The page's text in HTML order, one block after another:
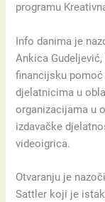
programu
Info danima je
Ankica
financijsku
djelatnicima u
organizacijama u
izdavačke
videoigrica.
Otvaranju je
Sattler koji je